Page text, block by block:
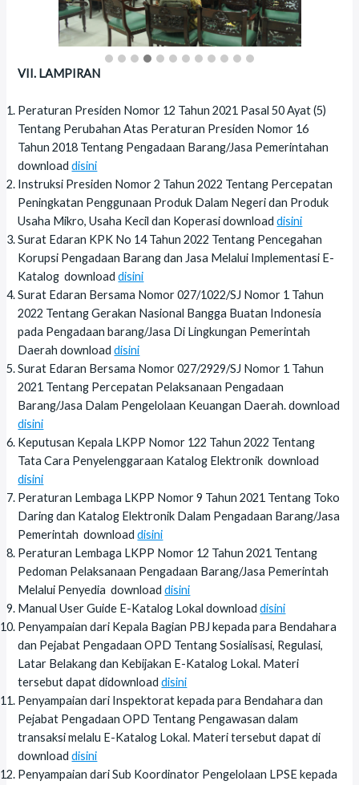
VII. LAMPIRAN
Peraturan Presiden Nomor 12 Tahun 2021 Pasal 50 Ayat (5)
Tentang Perubahan Atas Peraturan Presiden Nomor 16
Tahun 2018 Tentang Pengadaan Barang/Jasa Pemerintahan
downloaddisini
Instruksi Presiden Nomor 2 Tahun 2022 Tentang Percepatan
Peningkatan Penggunaan Produk Dalam Negeri dan Produk
Usaha Mikro, Usaha Kecil dan Koperasi downloaddisini
Surat Edaran KPK No 14 Tahun 2022 Tentang Pencegahan
Korupsi Pengadaan Barang dan Jasa Melalui Implementasi E-
Katalog downloaddisini
Surat Edaran Bersama Nomor 027/1022/SJ Nomor 1 Tahun
2022 Tentang Gerakan Nasional Bangga Buatan Indonesia
pada Pengadaan barang/Jasa Di Lingkungan Pemerintah
Daerah downloaddisini
Surat Edaran Bersama Nomor 027/2929/SJ Nomor 1 Tahun
2021 Tentang Percepatan Pelaksanaan Pengadaan
Barang/Jasa Dalam Pengelolaan Keuangan Daerah. download
disini
Keputusan Kepala LKPP Nomor 122 Tahun 2022 Tentang
Tata Cara Penyelenggaraan Katalog Elektronik download
disini
Peraturan Lembaga LKPP Nomor 9 Tahun 2021 Tentang Toko
Daring dan Katalog Elektronik Dalam Pengadaan Barang/Jasa
Pemerintah downloaddisini
Peraturan Lembaga LKPP Nomor 12 Tahun 2021 Tentang
Pedoman Pelaksanaan Pengadaan Barang/Jasa Pemerintah
Melalui Penyedia downloaddisini
Manual User Guide E-Katalog Lokal downloaddisini
Penyampaian dari Kepala Bagian PBJ kepada para Bendahara
dan Pejabat Pengadaan OPD Tentang Sosialisasi, Regulasi,
Latar Belakang dan Kebijakan E-Katalog Lokal. Materi
tersebut dapat didownloaddisini
Penyampaian dari Inspektorat kepada para Bendahara dan
Pejabat Pengadaan OPD Tentang Pengawasan dalam
transaksi melalu E-Katalog Lokal. Materi tersebut dapat di
downloaddisini
Penyampaian dari Sub Koordinator Pengelolaan LPSE kepada